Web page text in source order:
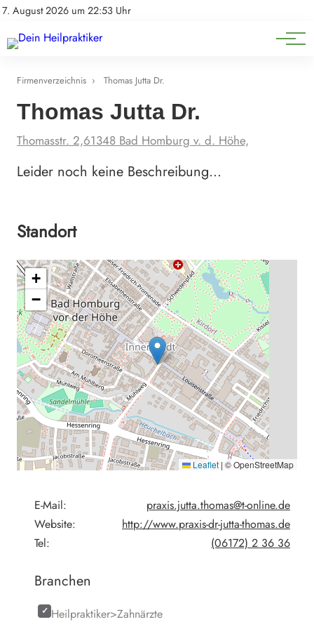
7. August 2026 um 22:53 Uhr
Impressum
Natürliche Medizin
Heilpflanzen & Kräuterkunde
Firmenverzeichnis › Thomas Jutta Dr.
Thomas Jutta Dr.
Thomasstr. 2,61348 Bad Homburg v. d. Höhe,
Leider noch keine Beschreibung…
Standort
+
−
Leaflet | © OpenStreetMap
E-Mail:
praxis.jutta.thomas@t-online.de
Website:
http://www.praxis-dr-jutta-thomas.de
Tel:
(06172) 2 36 36
Branchen
Heilpraktiker>Zahnärzte